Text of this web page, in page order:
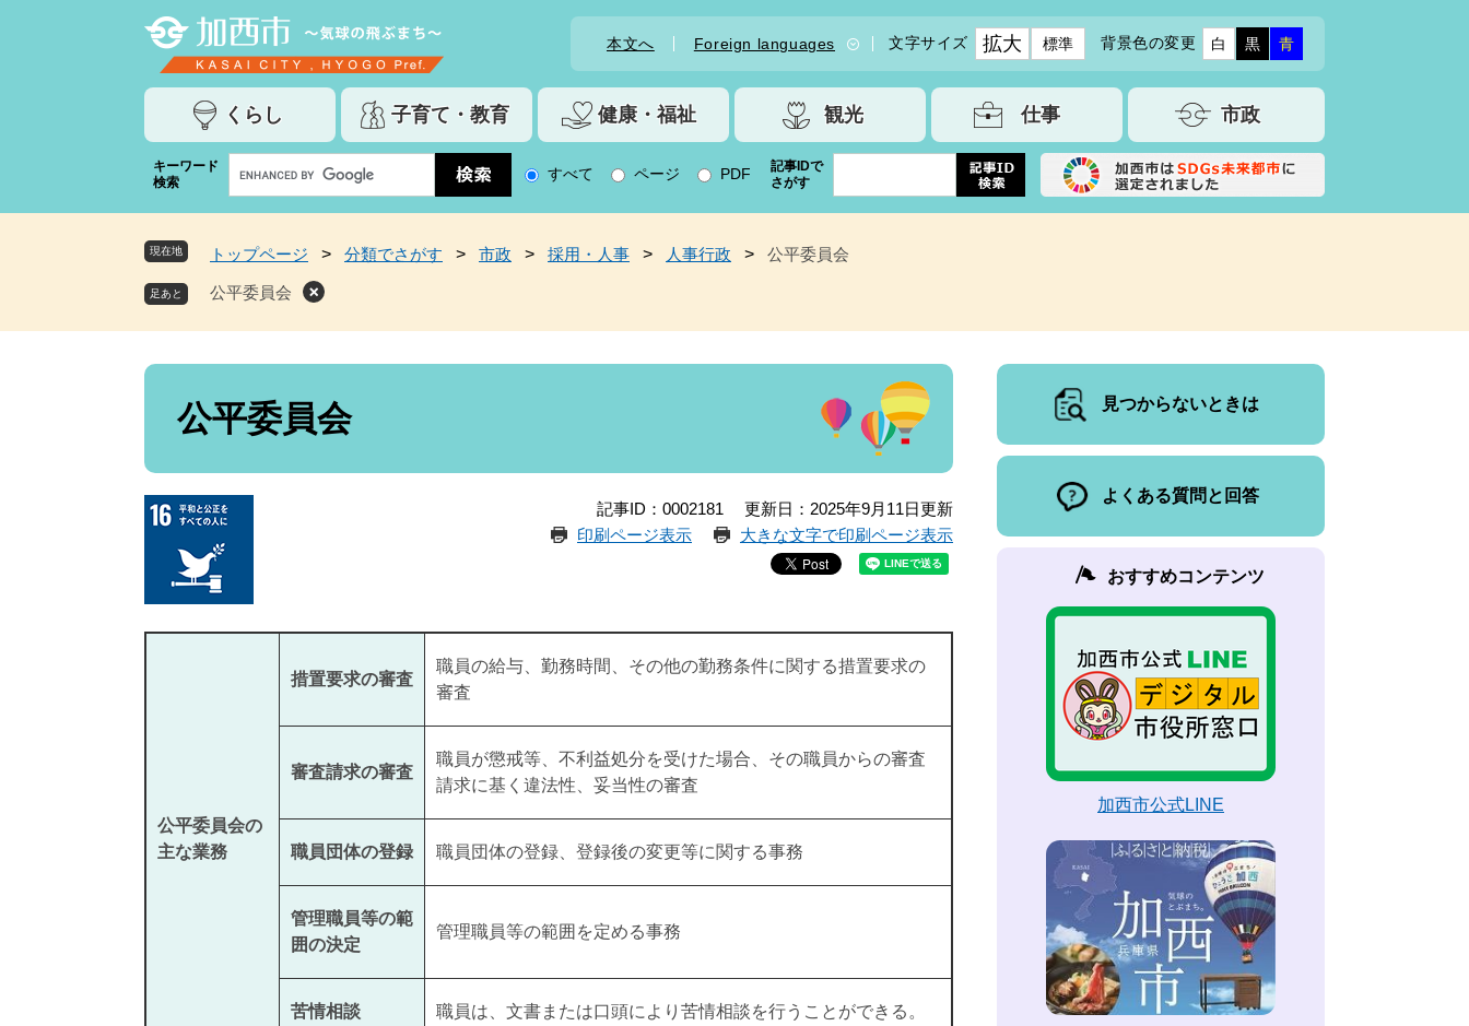
本文へ Foreign languages 文字サイズ 拡大 標準 背景色の変更 白 黒 青
くらし 子育て・教育 健康・福祉 観光 仕事 市政
キーワード
検索
o
l
カ
索
すべて ページ PDF
記事IDで
さがす
現在地 トップページ > 分類でさがす > 市政 > 採用・人事 > 人事行政 > 公平委員会
公平委員会
本
公平委員会
記事ID：0002181
更新日：2025年9月11日更新
印刷ページ表示
大きな文字で印刷ページ表示
公平委員会の
主な業務
措置要求の審査
職員の給与、勤務時間、その他の勤務条件に関する措置要求の
審査
審査請求の審査
職員が懲戒等、不利益処分を受けた場合、その職員からの審査
請求に基く違法性、妥当性の審査
職員団体の登録 職員団体の登録、登録後の変更等に関する事務
管理職員等の範
囲の決定
管理職員等の範囲を定める事務
苦情相談 職員は、文書または口頭により苦情相談を行うことができる。
見つからないときは
よくある質問と回答
おすすめコンテンツ
加西市公式LINE